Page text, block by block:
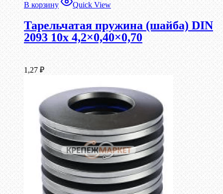
В корзину Quick View
Тарельчатая пружина (шайба) DIN
2093 10x 4,2×0,40×0,70
1,27 ₽